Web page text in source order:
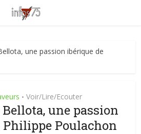
une passion ibérique de
• Voir/Lire/Ecouter
une passion
Philippe Poulachon